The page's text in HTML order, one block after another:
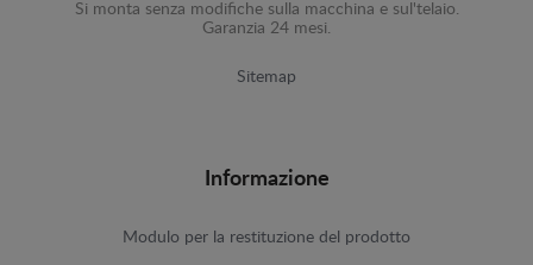
Si monta senza modifiche sulla macchina e sul'telaio.
Garanzia 24 mesi.
Sitemap
Informazione
Modulo per la restituzione del prodotto